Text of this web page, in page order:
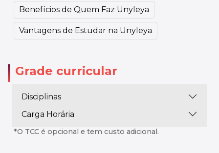
Benefícios de Quem Faz Unyleya
Vantagens de Estudar na Unyleya
Grade curricular
Disciplinas
Carga Horária
*O TCC é opcional e tem custo adicional.